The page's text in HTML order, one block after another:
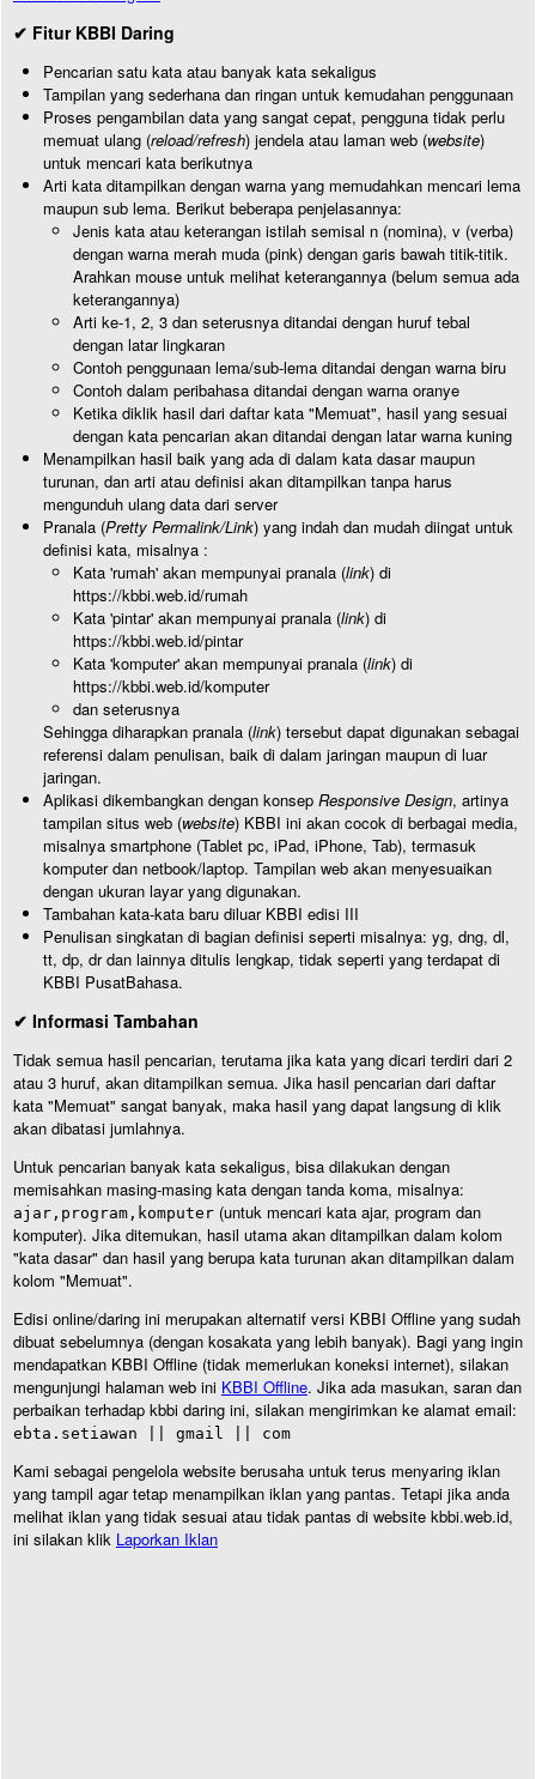
✔ Fitur KBBI Daring
Pencarian satu kata atau banyak kata sekaligus
Tampilan yang sederhana dan ringan untuk kemudahan penggunaan
Proses pengambilan data yang sangat cepat, pengguna tidak perlu
memuat ulang (reload/refresh) jendela atau laman web (website)
untuk mencari kata berikutnya
Arti kata ditampilkan dengan warna yang memudahkan mencari lema
maupun sub lema. Berikut beberapa penjelasannya:
Jenis kata atau keterangan istilah semisal n (nomina), v (verba)
dengan warna merah muda (pink) dengan garis bawah titik-titik.
Arahkan mouse untuk melihat keterangannya (belum semua ada
keterangannya)
Arti ke-1, 2, 3 dan seterusnya ditandai dengan huruf tebal
dengan latar lingkaran
Contoh penggunaan lema/sub-lema ditandai dengan warna biru
Contoh dalam peribahasa ditandai dengan warna oranye
Ketika diklik hasil dari daftar kata "Memuat", hasil yang sesuai
dengan kata pencarian akan ditandai dengan latar warna kuning
Menampilkan hasil baik yang ada di dalam kata dasar maupun
turunan, dan arti atau definisi akan ditampilkan tanpa harus
mengunduh ulang data dari server
Pranala (Pretty Permalink/Link) yang indah dan mudah diingat untuk
definisi kata, misalnya :
Kata 'rumah' akan mempunyai pranala (link) di
https://kbbi.web.id/rumah
Kata 'pintar' akan mempunyai pranala (link) di
https://kbbi.web.id/pintar
Kata 'komputer' akan mempunyai pranala (link) di
https://kbbi.web.id/komputer
dan seterusnya
Sehingga diharapkan pranala (link) tersebut dapat digunakan sebagai
referensi dalam penulisan, baik di dalam jaringan maupun di luar
jaringan.
Aplikasi dikembangkan dengan konsep Responsive Design, artinya
tampilan situs web (website) KBBI ini akan cocok di berbagai media,
misalnya smartphone (Tablet pc, iPad, iPhone, Tab), termasuk
komputer dan netbook/laptop. Tampilan web akan menyesuaikan
dengan ukuran layar yang digunakan.
Tambahan kata-kata baru diluar KBBI edisi III
Penulisan singkatan di bagian definisi seperti misalnya: yg, dng, dl,
tt, dp, dr dan lainnya ditulis lengkap, tidak seperti yang terdapat di
KBBI PusatBahasa.
✔ Informasi Tambahan
Tidak semua hasil pencarian, terutama jika kata yang dicari terdiri dari 2
atau 3 huruf, akan ditampilkan semua. Jika hasil pencarian dari daftar
kata "Memuat" sangat banyak, maka hasil yang dapat langsung di klik
akan dibatasi jumlahnya.
Untuk pencarian banyak kata sekaligus, bisa dilakukan dengan
memisahkan masing-masing kata dengan tanda koma, misalnya:
ajar,program,komputer (untuk mencari kata ajar, program dan
komputer). Jika ditemukan, hasil utama akan ditampilkan dalam kolom
"kata dasar" dan hasil yang berupa kata turunan akan ditampilkan dalam
kolom "Memuat".
Edisi online/daring ini merupakan alternatif versi KBBI Offline yang sudah
dibuat sebelumnya (dengan kosakata yang lebih banyak). Bagi yang ingin
mendapatkan KBBI Offline (tidak memerlukan koneksi internet), silakan
mengunjungi halaman web ini KBBI Offline. Jika ada masukan, saran dan
perbaikan terhadap kbbi daring ini, silakan mengirimkan ke alamat email:
ebta.setiawan || gmail || com
Kami sebagai pengelola website berusaha untuk terus menyaring iklan
yang tampil agar tetap menampilkan iklan yang pantas. Tetapi jika anda
melihat iklan yang tidak sesuai atau tidak pantas di website kbbi.web.id,
ini silakan klik Laporkan Iklan